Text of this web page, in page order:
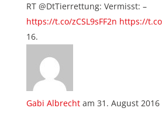
RT @DtTierrettung: Vermisst: –
https://t.co/zCSL9sFF2n https://
Gabi Albrecht am 31. August